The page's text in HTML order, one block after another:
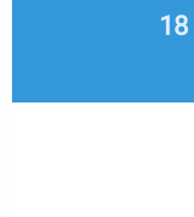
سیسترنا مگنا 4 در هفته 18